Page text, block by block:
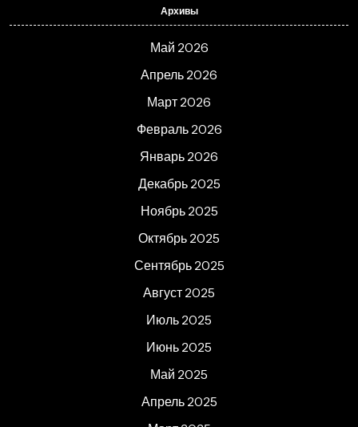
Архивы
Май 2026
Апрель 2026
Март 2026
Февраль 2026
Январь 2026
Декабрь 2025
Ноябрь 2025
Октябрь 2025
Сентябрь 2025
Август 2025
Июль 2025
Июнь 2025
Май 2025
Апрель 2025